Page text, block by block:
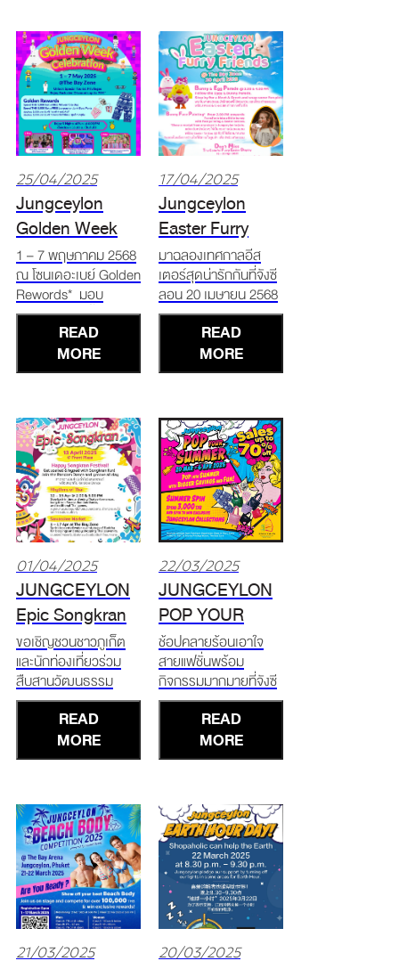
น. ห้ามพลาดโมเม้นต์มง
ลง! เฟ้นหาไข่มุกสีรุ้ง
แห่งอันดามันคนที่ 10
Phu
ชมผลงานศิลปะจากขยะ
รีไซเคิลสะท้อนผลกระ
ทบของขยะทะเลต่อ
พะยูน พร้อมเรียนรู้แล
25/04/2025
Jungceylon
Golden Week
Celebration
1 – 7 พฤษภาคม 2568
ณ โซนเดอะเบย์ Golden
Rewords* มอบ
ส่วนลดพิเศษตั้งแต่ 10
- 70% * ช้อปครบ
3,000 บาท รับฟรี
‘กระเป๋าสานสุดคิวท์’ *
รับฟรี ‘กางเกงเรือจังซี
ลอน’ สุดเอ็กซ์คลูซีฟ
Enjoy 5 Night
READ
MORE
17/04/2025
Jungceylon
Easter Furry
Friends!
มาฉลองเทศกาลอีส
เตอร์สุดน่ารักกันที่จังซี
ลอน 20 เมษายน 2568
ณ โซนเดอะเบย์ Bunny
& Egg Parade รอบ
14.00 น. และ 16.00 น.
สนุกกับพาเหรด Bunny
แชะภาพสุดคิวท์ได้เลย!
Bunny Face Painting
ตั้งแต่ 14.00 น.
READ
MORE
01/04/2025
JUNGCEYLON
Epic Songkran
ขอเชิญชวนชาวภูเก็ต
และนักท่องเที่ยวร่วม
สืบสานวัฒนธรรม
ประเพณีไทยอันงดงาม
เนื่องในเทศกาลมหา
สงกรานต์และสัมผัส
ประสบการณ์ความ
Happy Songkran
Festival 13 เมษายน
2568 12.00 / 13.30 /
15.00 / 16.30 น. สาด
ความมันส์แบบจัดเ
READ
MORE
22/03/2025
JUNGCEYLON
POP YOUR
SUMMER
ช้อปคลายร้อนเอาใจ
สายแฟชั่นพร้อม
กิจกรรมมากมายที่จังซี
ลอน! มอบส่วนลด
พิเศษสูงสุด 70%
Summer Spin 20
มีนาคม – 6 เมษายน
บาท ขึ้นไป* นำใบเสร็จ
มาสนุกต่อกับ Summer
Spin Game แลกรับ
ฟรี! Jungceylon
Collections สุด
READ
MORE
21/03/2025 20/03/2025